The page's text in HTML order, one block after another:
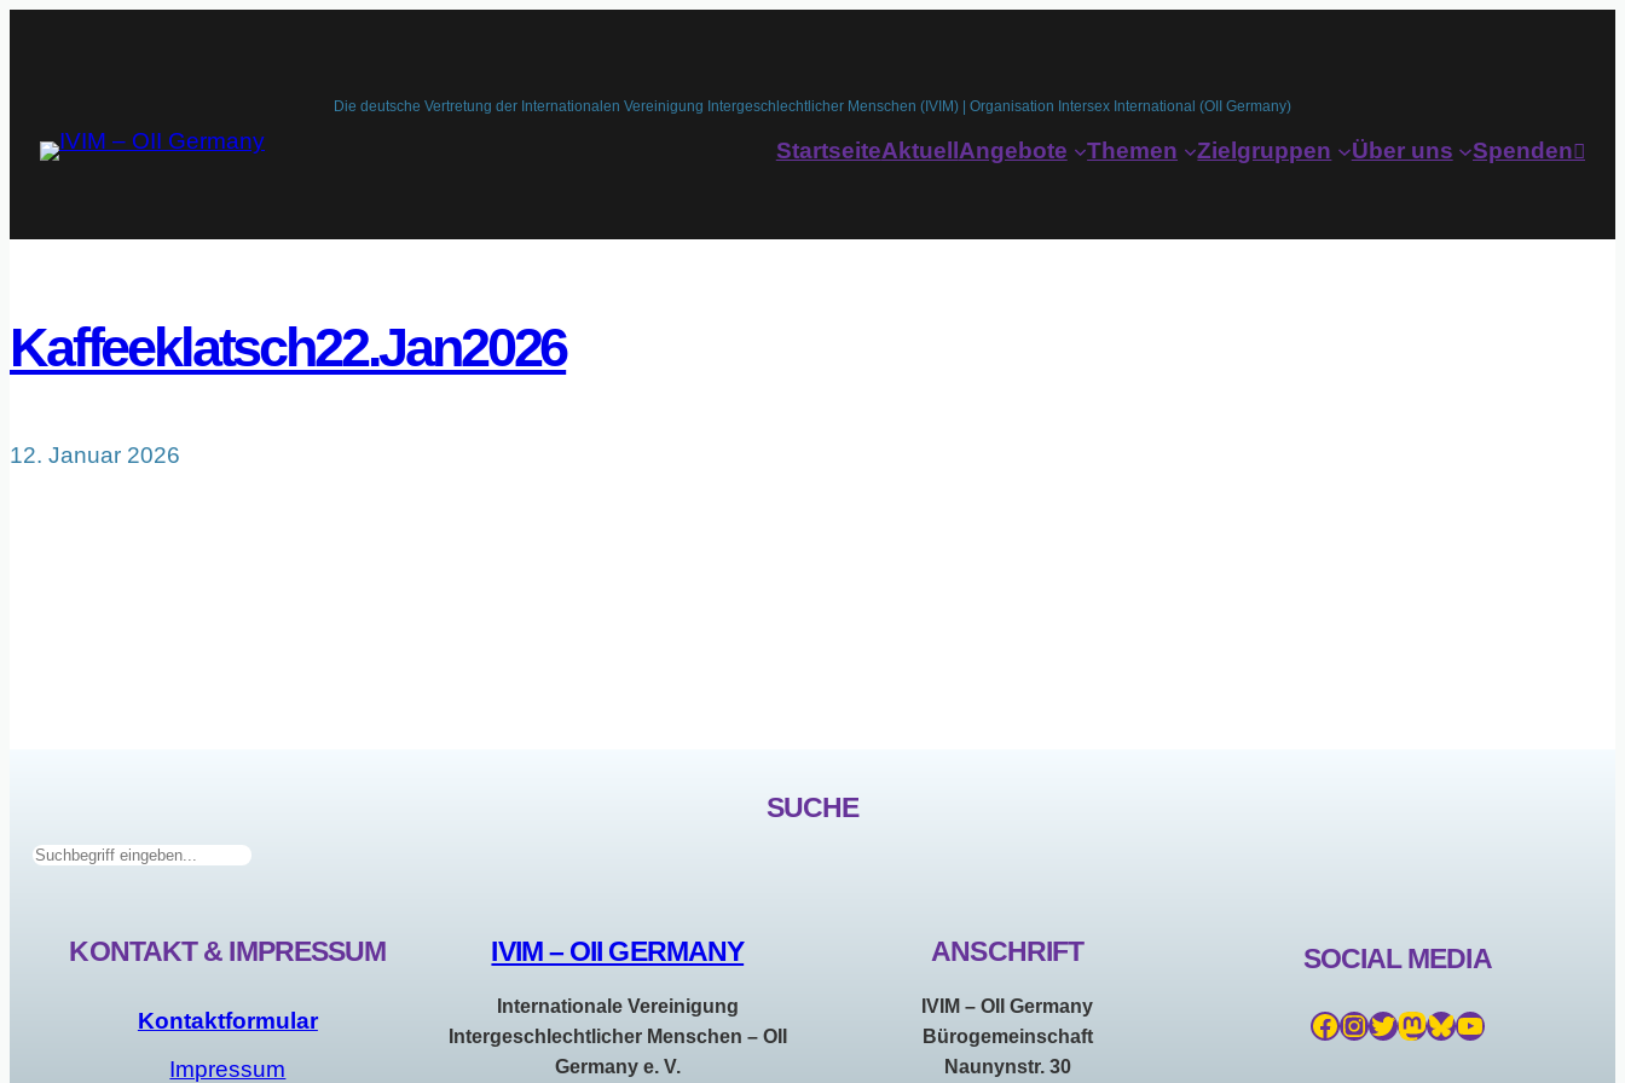
Die deutsche Vertretung der Internationalen Vereinigung Intergeschlechtlicher Menschen (IVIM) | Organisation Intersex International (OII Germany)
StartseiteAktuellAngebote Themen Zielgruppen Über uns Spenden
Kaffeeklatsch22.Jan2026
12. Januar 2026
SUCHE
Suchen
KONTAKT & IMPRESSUM
Kontaktformular
Impressum
IVIM – OII GERMANY
Internationale Vereinigung
Intergeschlechtlicher Menschen – OII
Germany e. V.
ANSCHRIFT
IVIM – OII Germany
Bürogemeinschaft
Naunynstr. 30
SOCIAL MEDIA
Facebook InstagramTwitter Mastodon Bluesky YouTube